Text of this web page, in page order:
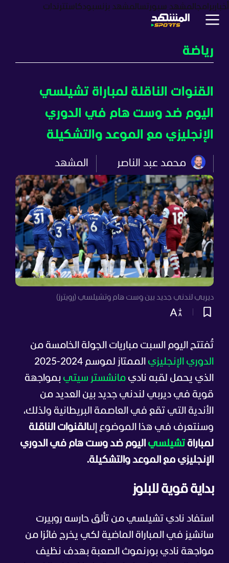
أخبار برامجالمشهد سبورتسالمشهد بزنسبودكاستترندات
رياضة
القنوات الناقلة لمباراة تشيلسي
اليوم ضد وست هام في الدوري
الإنجليزي مع الموعد والتشكيلة
محمد عبد الناصر المشهد
ديربي لندني جديد بين وست هام وتشيلسي (رويترز)
تُفتتح اليوم السبت مباريات الجولة الخامسة من
الدوري الإنجليزي
الممتاز لموسم 2024-2025
الذي يحمل لقبه نادي مانشستر سيتي بمواجهة
قوية في ديربي لندني جديد بين العديد من
الأندية التي تقع في العاصمة البريطانية ولذلك،
وسنتعرف في هذا الموضوع إلىالقنوات الناقلة
لمباراة تشيلسي اليوم ضد وست هام في الدوري
الإنجليزي مع الموعد والتشكيلة.
بداية قوية للبلوز
استفاد نادي تشيلسي من تألق حارسه روبيرت
سانشيز في المباراة الماضية لكي يخرج فائزا من
مواجهة نادي بورنموث الصعبة بهدف نظيف